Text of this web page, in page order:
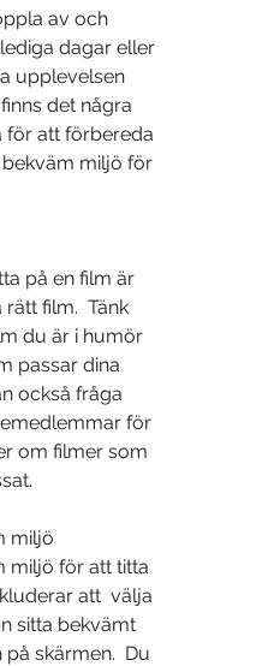
av och
dagar eller
upplevelsen
det några
för att förbereda
miljö för
film.  Tänk
du är i humör
passar dina
också fråga
för
om filmer som
miljö
att  välja
sitta bekvämt
skärmen.  Du